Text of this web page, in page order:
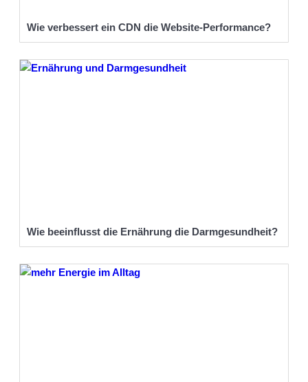
Wie verbessert ein CDN die Website-Performance?
Wie beeinflusst die Ernährung die Darmgesundheit?